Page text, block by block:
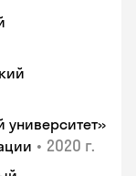
университет»
• 2020 г.